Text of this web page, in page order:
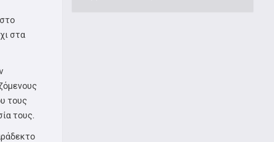
στα
τους
τους.